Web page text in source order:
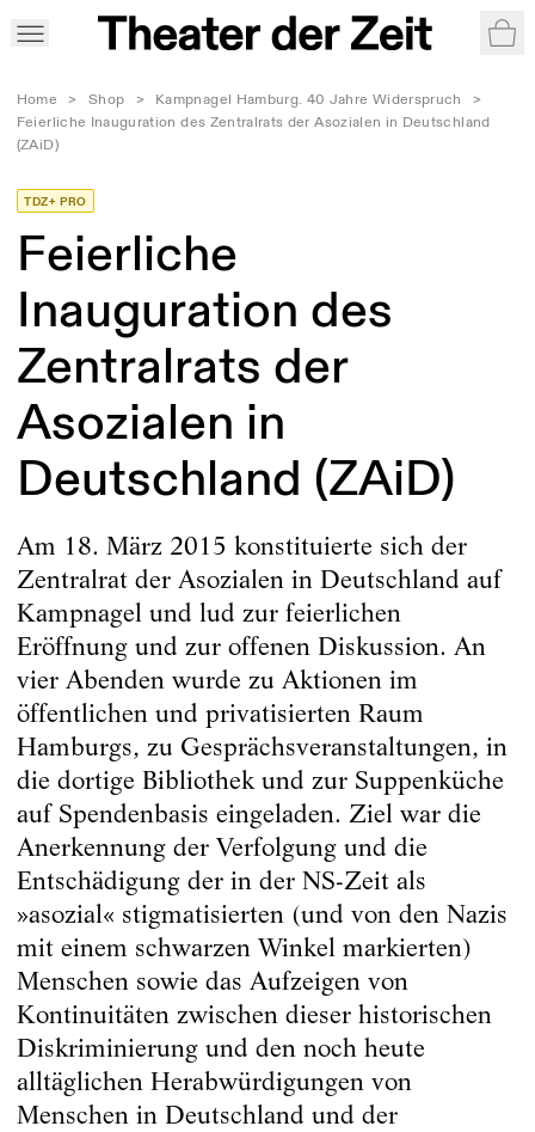
Home > Shop > Kampnagel Hamburg. 40 Jahre Widerspruch
>
Feierliche Inauguration des Zentralrats der Asozialen in Deutschland
(ZAiD)
TDZ+ PRO
Feierliche
Inauguration des
Zentralrats der
Asozialen in
Deutschland (ZAiD)
Am 18. März 2015 konstituierte sich der
Zentralrat der Asozialen in Deutschland auf
Kampnagel und lud zur feierlichen
Eröffnung und zur offenen Diskussion. An
vier Abenden wurde zu Aktionen im
öffentlichen und privatisierten Raum
Hamburgs, zu Gesprächsveranstaltungen, in
die dortige Bibliothek und zur Suppenküche
auf Spendenbasis eingeladen. Ziel war die
Anerkennung der Verfolgung und die
Entschädigung der in der NS-Zeit als
»asozial« stigmatisierten (und von den Nazis
mit einem schwarzen Winkel markierten)
Menschen sowie das Aufzeigen von
Kontinuitäten zwischen dieser historischen
Diskriminierung und den noch heute
alltäglichen Herabwürdigungen von
Menschen in Deutschland und der